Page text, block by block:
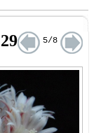
5/8